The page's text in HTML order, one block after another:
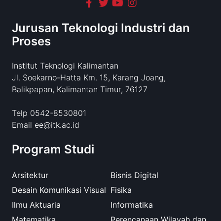
Jurusan Teknologi Industri dan
Proses
Institut Teknologi Kalimantan
Jl. Soekarno-Hatta Km. 15, Karang Joang,
Balikpapan, Kalimantan Timur, 76127
Telp 0542-8530801
Email ee@itk.ac.id
Program Studi
Arsitektur
Bisnis Digital
Desain Komunikasi Visual Fisika
Ilmu Aktuaria
Informatika